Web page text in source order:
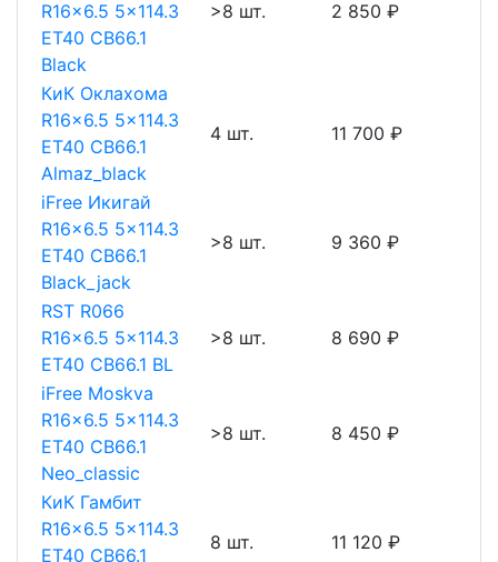
R16x6.5 5x114.3
ET40 CB66.1
Black
>8 шт. 2 850 ₽
КиК Оклахома
R16x6.5 5x114.3
ET40 CB66.1
Almaz_black
4 шт. 11 700 ₽
iFree Икигай
R16x6.5 5x114.3
ET40 CB66.1
Black_jack
>8 шт. 9 360 ₽
RST R066
R16x6.5 5x114.3
ET40 CB66.1 BL
>8 шт. 8 690 ₽
iFree Moskva
R16x6.5 5x114.3
ET40 CB66.1
Neo_classic
>8 шт. 8 450 ₽
КиК Гамбит
R16x6.5 5x114.3
ET40 CB66.1
8 шт. 11 120 ₽